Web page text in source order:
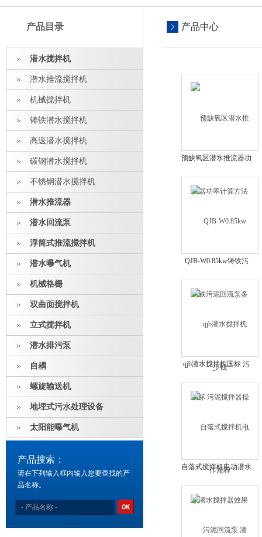
产品目录
潜水搅拌机
潜水推流搅拌机
机械搅拌机
铸铁潜水搅拌机
高速潜水搅拌机
碳钢潜水搅拌机
不锈钢潜水搅拌机
潜水推流器
潜水回流泵
浮筒式推流搅拌机
潜水曝气机
机械格栅
双曲面搅拌机
立式搅拌机
潜水排污泵
自耦
螺旋输送机
地埋式污水处理设备
太阳能曝气机
产品搜索：
请在下列输入框内输入您要查找的产
品名称。
产品中心
预缺氧区潜水推流器功
QJB-W0.85kw铸铁污
qjb潜水搅拌机国标 污
自落式搅拌机电动潜水